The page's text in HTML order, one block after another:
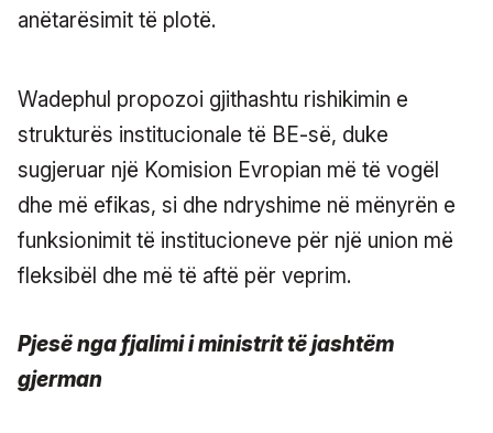
anëtarësimit të plotë.
Wadephul propozoi gjithashtu rishikimin e
strukturës institucionale të BE-së, duke
sugjeruar një Komision Evropian më të vogël
dhe më efikas, si dhe ndryshime në mënyrën e
funksionimit të institucioneve për një union më
fleksibël dhe më të aftë për veprim.
Pjesë nga fjalimi i ministrit të jashtëm
gjerman